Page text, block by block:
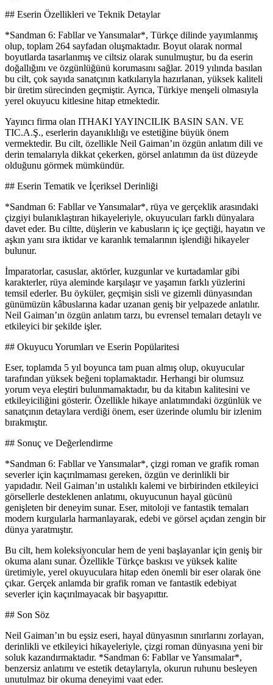
## Eserin Özellikleri ve Teknik Detaylar
*Sandman 6: Fabllar ve Yansımalar*, Türkçe dilinde yayımlanmış
olup, toplam 264 sayfadan oluşmaktadır. Boyut olarak normal
boyutlarda tasarlanmış ve ciltsiz olarak sunulmuştur, bu da eserin
doğallığını ve özgünlüğünü korumasını sağlar. 2019 yılında basılan
bu cilt, çok sayıda sanatçının katkılarıyla hazırlanan, yüksek kaliteli
bir üretim sürecinden geçmiştir. Ayrıca, Türkiye menşeli olmasıyla
yerel okuyucu kitlesine hitap etmektedir.
Yayıncı firma olan ITHAKI YAYINCILIK BASIN SAN. VE
TIC.A.Ş., eserlerin dayanıklılığı ve estetiğine büyük önem
vermektedir. Bu cilt, özellikle Neil Gaiman’ın özgün anlatım dili ve
derin temalarıyla dikkat çekerken, görsel anlatımın da üst düzeyde
olduğunu görmek mümkündür.
## Eserin Tematik ve İçeriksel Derinliği
*Sandman 6: Fabllar ve Yansımalar*, rüya ve gerçeklik arasındaki
çizgiyi bulanıklaştıran hikayeleriyle, okuyucuları farklı dünyalara
davet eder. Bu ciltte, düşlerin ve kabusların iç içe geçtiği, hayatın ve
aşkın yanı sıra iktidar ve karanlık temalarının işlendiği hikayeler
bulunur.
İmparatorlar, casuslar, aktörler, kuzgunlar ve kurtadamlar gibi
karakterler, rüya aleminde karşılaşır ve yaşamın farklı yüzlerini
temsil ederler. Bu öyküler, geçmişin sisli ve gizemli dünyasından
günümüzün kâbuslarına kadar uzanan geniş bir yelpazede anlatılır.
Neil Gaiman’ın özgün anlatım tarzı, bu evrensel temaları detaylı ve
etkileyici bir şekilde işler.
## Okuyucu Yorumları ve Eserin Popülaritesi
Eser, toplamda 5 yıl boyunca tam puan almış olup, okuyucular
tarafından yüksek beğeni toplamaktadır. Herhangi bir olumsuz
yorum veya eleştiri bulunmamaktadır, bu da kitabın kalitesini ve
etkileyiciliğini gösterir. Özellikle hikaye anlatımındaki özgünlük ve
sanatçının detaylara verdiği önem, eser üzerinde olumlu bir izlenim
bırakmıştır.
## Sonuç ve Değerlendirme
*Sandman 6: Fabllar ve Yansımalar*, çizgi roman ve grafik roman
severler için kaçırılmaması gereken, özgün ve derinlikli bir
yapıdadır. Neil Gaiman’ın ustalıklı kalemi ve birbirinden etkileyici
görsellerle desteklenen anlatımı, okuyucunun hayal gücünü
genişleten bir deneyim sunar. Eser, mitoloji ve fantastik temaları
modern kurgularla harmanlayarak, edebi ve görsel açıdan zengin bir
dünya yaratmıştır.
Bu cilt, hem koleksiyoncular hem de yeni başlayanlar için geniş bir
okuma alanı sunar. Özellikle Türkçe baskısı ve yüksek kalite
üretimiyle, yerel okuyuculara hitap eden önemli bir eser olarak öne
çıkar. Gerçek anlamda bir grafik roman ve fantastik edebiyat
severler için kaçırılmayacak bir başyapıttır.
## Son Söz
Neil Gaiman’ın bu eşsiz eseri, hayal dünyasının sınırlarını zorlayan,
derinlikli ve etkileyici hikayeleriyle, çizgi roman dünyasına yeni bir
soluk kazandırmaktadır. *Sandman 6: Fabllar ve Yansımalar*,
benzersiz anlatımı ve estetik detaylarıyla, okurun ruhunu besleyen
unutulmaz bir okuma deneyimi vaat eder.